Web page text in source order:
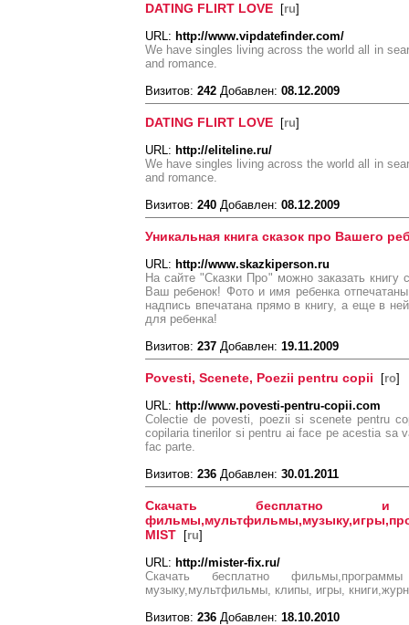
DATING FLIRT LOVE [ru]
URL: http://www.vipdatefinder.com/
We have singles living across the world all in
and romance.
Визитов: 242 Добавлен: 08.12.2009
DATING FLIRT LOVE [ru]
URL: http://eliteline.ru/
We have singles living across the world all in
and romance.
Визитов: 240 Добавлен: 08.12.2009
Уникальная книга сказок про Вашего
URL: http://www.skazkiperson.ru
На сайте "Сказки Про" можно заказать книгу
Ваш ребенок! Фото и имя ребенка
надпись впечатана прямо в книгу, а еще в
для ребенка!
Визитов: 237 Добавлен: 19.11.2009
Povesti, Scenete, Poezii pentru copii [ro]
URL: http://www.povesti-pentru-copii.com
Colectie de povesti, poezii si scenete pentru
copilaria tinerilor si pentru ai face pe acestia sa
fac parte.
Визитов: 236 Добавлен: 30.01.2011
Скачать бесплатно и
MIST [ru]
URL: http://mister-fix.ru/
Скачать бесплатно
музыку,мультфильмы, клипы, игры,
Визитов: 236 Добавлен: 18.10.2010